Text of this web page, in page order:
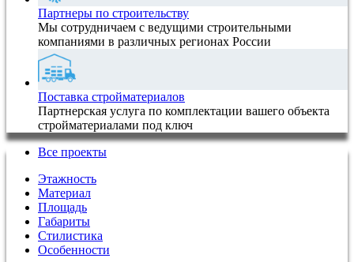
Партнеры по строительству
Мы сотрудничаем с ведущими строительными
компаниями в различных регионах России
Поставка стройматериалов
Партнерская услуга по комплектации вашего объекта
стройматериалами под ключ
Все проекты
Этажность
Материал
Площадь
Габариты
Стилистика
Особенности